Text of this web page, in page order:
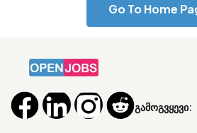
Go To Home
გამოგვყევი: